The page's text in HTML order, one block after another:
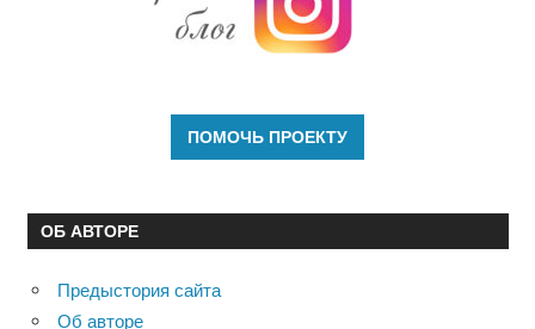
ОБ АВТОРЕ
Предыстория сайта
Об авторе